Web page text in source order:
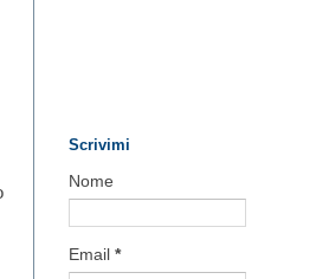
Scrivimi
Nome
Email *